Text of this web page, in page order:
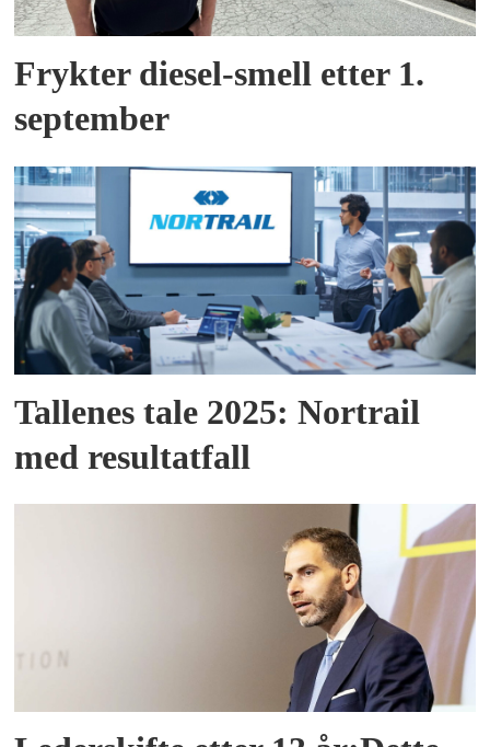
Frykter diesel-smell etter 1.
september
Tallenes tale 2025: Nortrail
med resultatfall